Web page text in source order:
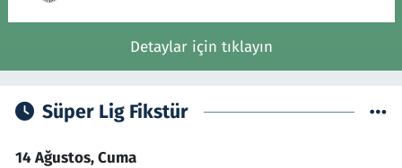
Detaylar için tıklayın
Süper Lig Fikstür
14 Ağustos, Cuma